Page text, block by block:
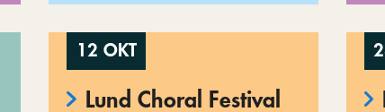
12 OKT
Lund Choral Festival